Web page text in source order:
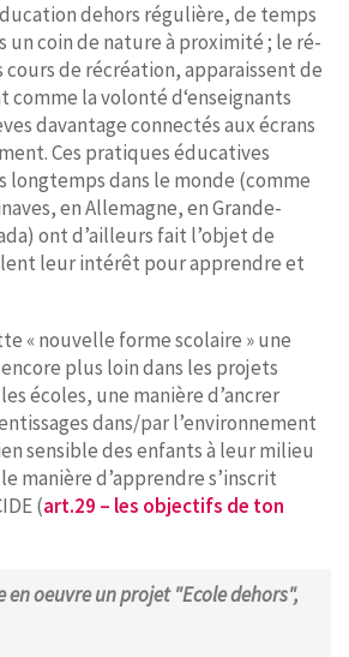
dehors régulière, de temps
un coin de nature à proximité ; le ré-
cours de récréation, apparaissent de
comme la volonté d‘enseignants
davantage connectés aux écrans
Ces pratiques éducatives
longtemps dans le monde (comme
en Allemagne, en Grande-
ont d’ailleurs fait l’objet de
leur intérêt pour apprendre et
« nouvelle forme scolaire » une
plus loin dans les projets
écoles, une manière d’ancrer
dans/par l’environnement
sensible des enfants à leur milieu
manière d’apprendre s’inscrit
(art.29 – les objectifs de ton
en oeuvre un projet "Ecole dehors",